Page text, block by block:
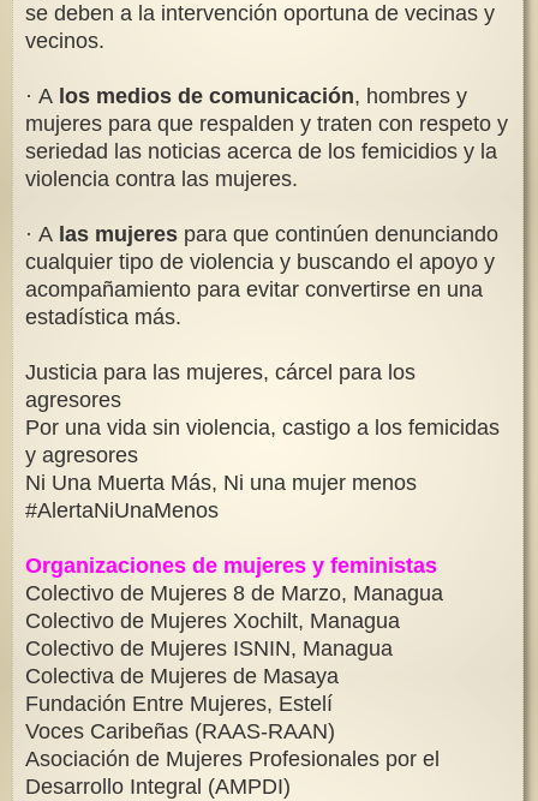
se deben a la intervención oportuna de vecinas y
vecinos.
· A los medios de comunicación, hombres y
mujeres para que respalden y traten con respeto y
seriedad las noticias acerca de los femicidios y la
violencia contra las mujeres.
· A las mujeres para que continúen denunciando
cualquier tipo de violencia y buscando el apoyo y
acompañamiento para evitar convertirse en una
estadística más.
Justicia para las mujeres, cárcel para los
agresores
Por una vida sin violencia, castigo a los femicidas
y agresores
Ni Una Muerta Más, Ni una mujer menos
#AlertaNiUnaMenos
Organizaciones de mujeres y feministas
Colectivo de Mujeres 8 de Marzo, Managua
Colectivo de Mujeres Xochilt, Managua
Colectivo de Mujeres ISNIN, Managua
Colectiva de Mujeres de Masaya
Fundación Entre Mujeres, Estelí
Voces Caribeñas (RAAS-RAAN)
Asociación de Mujeres Profesionales por el
Desarrollo Integral (AMPDI)